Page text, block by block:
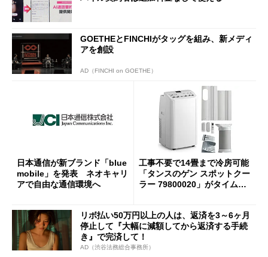
GOETHEとFINCHIがタッグを組み、新メディ
アを創設
AD（FINCHI on GOETHE）
日本通信が新ブランド「blue
mobile」を発表 ネオキャリ
アで自由な通信環境へ
工事不要で14畳まで冷房可能
「タンスのゲン スポットクー
ラー 79800020」がタイムセ
リボ払い50万円以上の人は、返済を3～6ヶ月
停止して『大幅に減額してから返済する手続
き』で完済して！
AD（渋谷法務総合事務所）